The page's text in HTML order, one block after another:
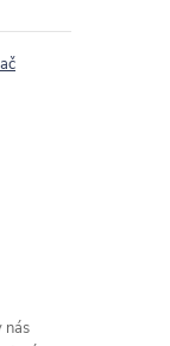
nás